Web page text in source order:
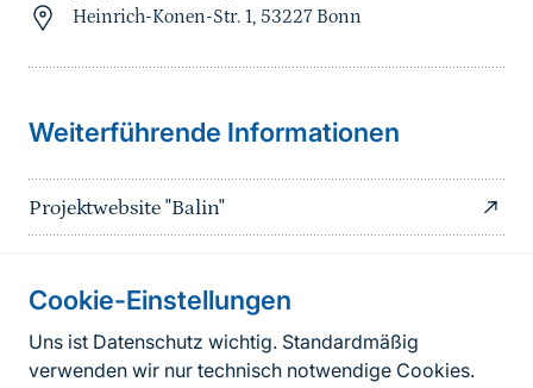
Cookie-Einstellungen
Uns ist Datenschutz wichtig. Standardmäßig
verwenden wir nur technisch notwendige Cookies.
Heinrich-Konen-Str. 1, 53227 Bonn
Sprungmarke
Weiterführende Informationen
Projektwebsite "Balin"
Informationen zur Seite
FußzeileKontakt zum BfN